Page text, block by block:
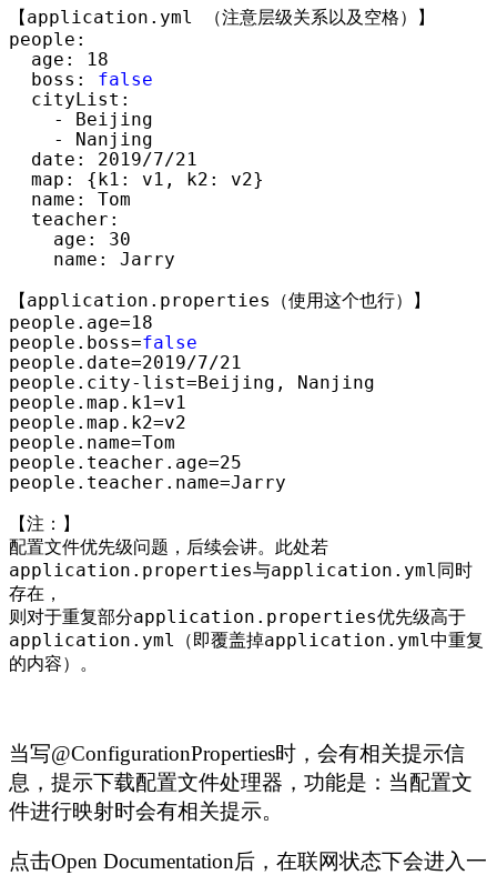
【application.yml （注意层级关系以及空格）】
people:
  age:
18
  boss:
false
-
Beijing
-
Nanjing
  date:
2019/7/21
    age:
30
【application.properties（使用这个也行）】
people.age=18
people.boss=false
people.date=2019/7/21
people.city-list=Beijing, Nanjing
people.map.k1=v1
people.map.k2=v2
people.name= Tom
people.teacher.age=25
people.teacher.name=Jarry
【注：】
配置文件优先级问题，后续会讲。此处若
application.properties与application.yml同时
存在，
则对于重复部分application.properties优先级高于
application.yml（即覆盖掉application.yml中重复
的内容）。
当写@ConfigurationProperties时，会有相关提示信
息，提示下载配置文件处理器，功能是：当配置文
件进行映射时会有相关提示。
点击Open Documentation后，在联网状态下会进入一